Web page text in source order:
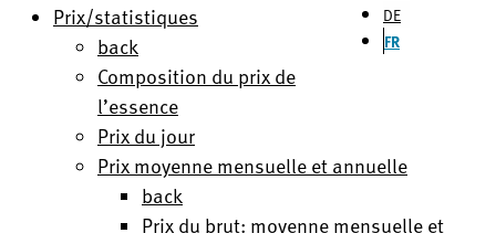
DE
FR
Prix/statistiques
back
Composition du prix de
l’essence
Prix du jour
Prix moyenne mensuelle et annuelle
back
Prix du brut: moyenne mensuelle et